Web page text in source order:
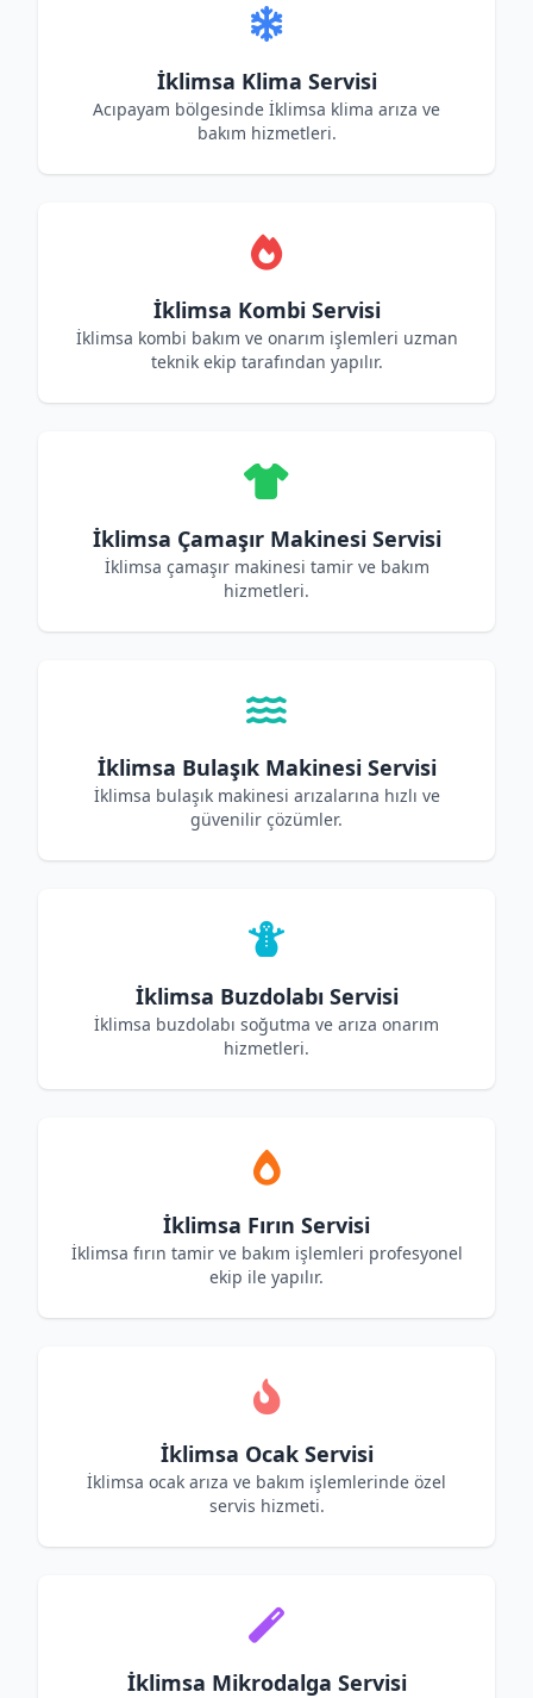
İklimsa Klima Servisi
Acıpayam bölgesinde İklimsa klima arıza ve
bakım hizmetleri.
İklimsa Kombi Servisi
İklimsa kombi bakım ve onarım işlemleri uzman
teknik ekip tarafından yapılır.
İklimsa Çamaşır Makinesi Servisi
İklimsa çamaşır makinesi tamir ve bakım
hizmetleri.
İklimsa Bulaşık Makinesi Servisi
İklimsa bulaşık makinesi arızalarına hızlı ve
güvenilir çözümler.
İklimsa Buzdolabı Servisi
İklimsa buzdolabı soğutma ve arıza onarım
hizmetleri.
İklimsa Fırın Servisi
İklimsa fırın tamir ve bakım işlemleri profesyonel
ekip ile yapılır.
İklimsa Ocak Servisi
İklimsa ocak arıza ve bakım işlemlerinde özel
servis hizmeti.
İklimsa Mikrodalga Servisi